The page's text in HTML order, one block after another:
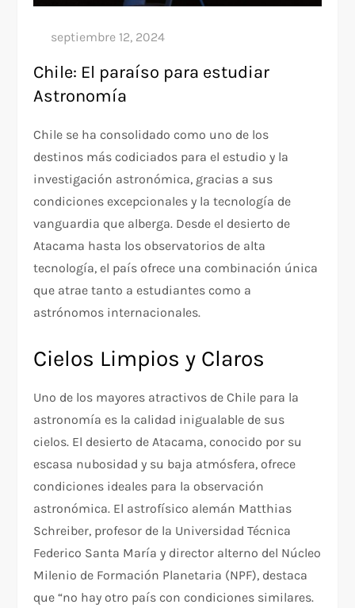
Chile: El paraíso para estudiar
Astronomía
Chile se ha consolidado como uno de los
destinos más codiciados para el estudio y la
investigación astronómica, gracias a sus
condiciones excepcionales y la tecnología de
vanguardia que alberga. Desde el desierto de
Atacama hasta los observatorios de alta
tecnología, el país ofrece una combinación única
que atrae tanto a estudiantes como a
astrónomos internacionales.
Cielos Limpios y Claros
Uno de los mayores atractivos de Chile para la
astronomía es la calidad inigualable de sus
cielos. El desierto de Atacama, conocido por su
escasa nubosidad y su baja atmósfera, ofrece
condiciones ideales para la observación
astronómica. El astrofísico alemán Matthias
Schreiber, profesor de la Universidad Técnica
Federico Santa María y director alterno del Núcleo
Milenio de Formación Planetaria (NPF), destaca
que “no hay otro país con condiciones similares.